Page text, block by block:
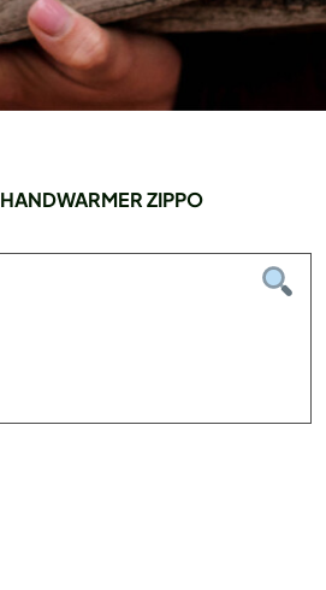
HANDWARMER ZIPPO